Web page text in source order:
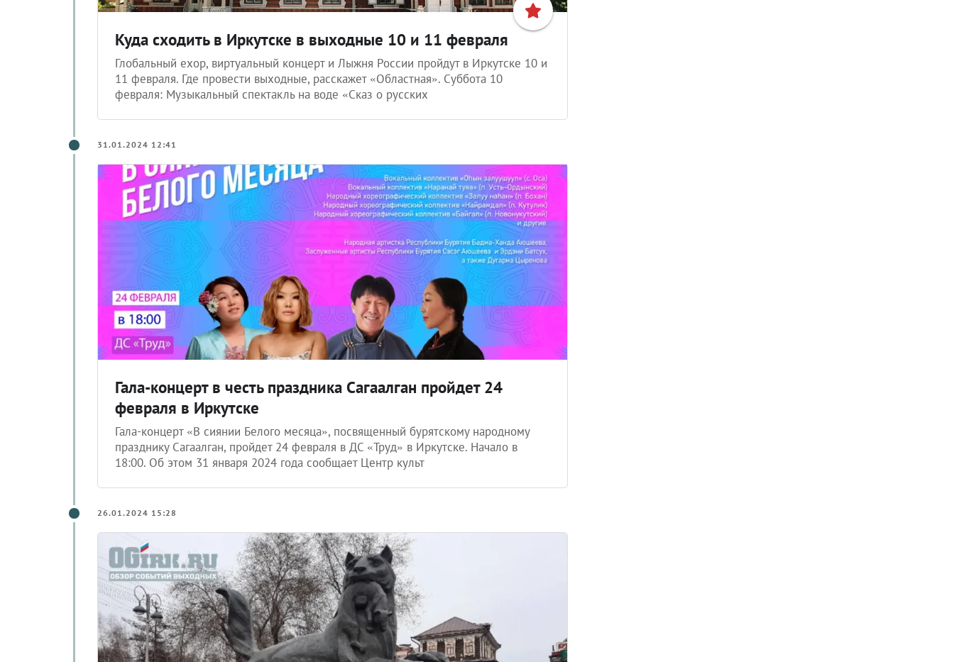
Куда сходить в Иркутске в выходные 10 и 11 февраля
Глобальный ехор, виртуальный концерт и Лыжня России пройдут в Иркутске 10 и
11 февраля. Где провести выходные, расскажет «Областная». Суббота 10
февраля: Музыкальный спектакль на воде «Сказ о русских
31.01.2024 12:41
Гала-концерт в честь праздника Сагаалган пройдет 24
февраля в Иркутске
Гала-концерт «В сиянии Белого месяца», посвященный бурятскому народному
празднику Сагаалган, пройдет 24 февраля в ДС «Труд» в Иркутске. Начало в
18:00. Об этом 31 января 2024 года сообщает Центр культ
26.01.2024 15:28